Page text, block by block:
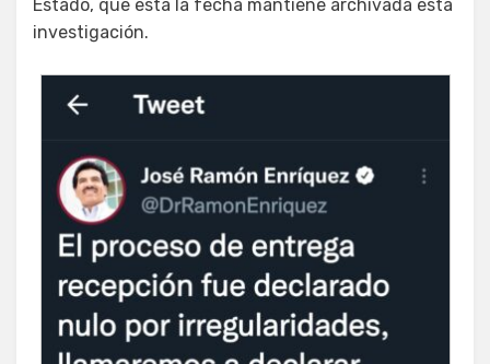
Estado, que esta la fecha mantiene archivada esta
investigación.